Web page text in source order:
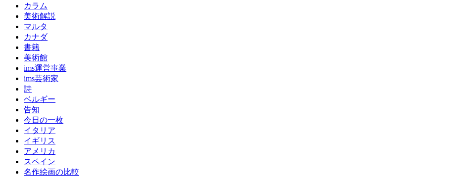
カラム
美術解説
マルタ
カナダ
書籍
美術館
ims運営事業
ims芸術家
詩
ベルギー
告知
今日の一枚
イタリア
イギリス
アメリカ
スペイン
名作絵画の比較